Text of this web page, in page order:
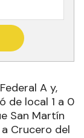
A y,
de local 1 a 0
San Martín
Crucero del